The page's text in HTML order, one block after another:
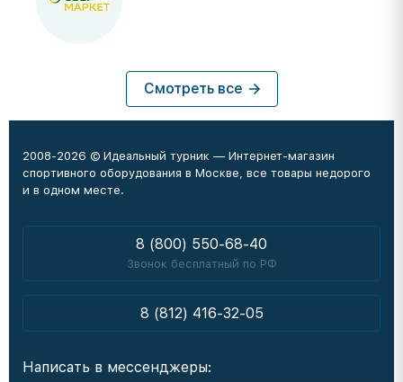
Смотреть все
2008-2026 © Идеальный турник — Интернет-магазин
спортивного оборудования в Москве, все товары недорого
и в одном месте.
8 (800) 550-68-40
Звонок бесплатный по РФ
8 (812) 416-32-05
Написать в мессенджеры: